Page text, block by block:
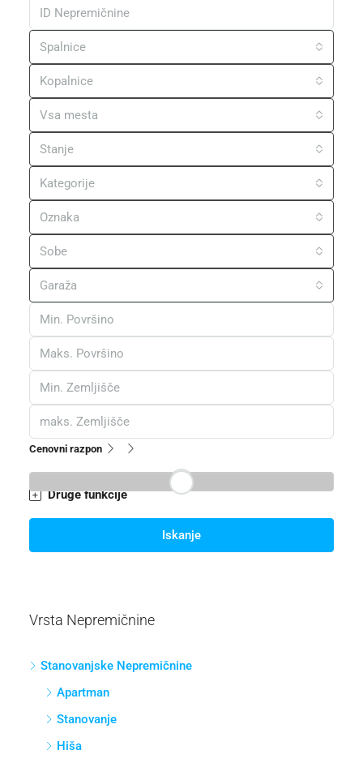
Spalnice
Kopalnice
Vsa mesta
Stanje
Kategorije
Oznaka
Sobe
Garaža
Cenovni razpon
Druge funkcije
Iskanje
Vrsta Nepremičnine
Stanovanjske Nepremičnine
Apartman
Stanovanje
Hiša